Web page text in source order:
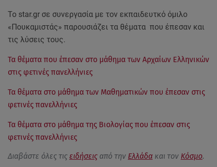
Το star.gr σε συνεργασία με τον εκπαιδευτκό όμιλο
«Πουκαμιστάς» παρουσιάζει τα θέματα που έπεσαν και
τις λύσεις τους.
Τα θέματα που έπεσαν στο μάθημα των Αρχαίων Ελληνικών
στις φετινές πανελλήνιες
Τα θέματα στο μάθημα των Μαθηματικών που έπεσαν στις
φετινές πανελλήνιες
Τα θέματα στο μάθημα της Βιολογίας που έπεσαν στις
φετινές πανελλήνιες
Διαβάστε όλες τις ειδήσεις από την Ελλάδα και τον Κόσμο.